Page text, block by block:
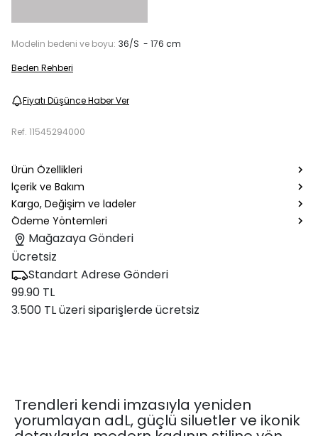
Modelin bedeni ve boyu: 36/S - 176 cm
Beden Rehberi
Fiyatı Düşünce Haber Ver
Ref. 11545294000
Ürün Özellikleri
İçerik ve Bakım
Kargo, Değişim ve İadeler
Ödeme Yöntemleri
Mağazaya Gönderi
Ücretsiz
Standart Adrese Gönderi
99.90 TL
3.500 TL üzeri siparişlerde ücretsiz
Trendleri kendi imzasıyla yeniden
yorumlayan adL, güçlü siluetler ve ikonik